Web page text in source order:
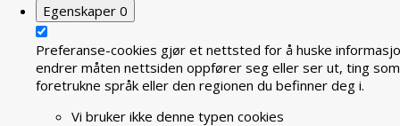
Egenskaper 0
Preferanse-cookies gjør et nettsted for å huske
endrer måten nettsiden oppfører seg eller ser ut, ting
foretrukne språk eller den regionen du befinner deg i.
Vi bruker ikke denne typen cookies